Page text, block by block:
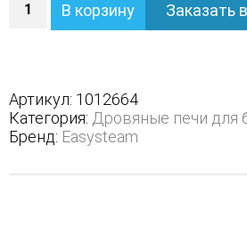
Печь
Варианты
кожуха
-
Модерн
В корзину Заказать
Артикул: 1012664
Категория: Дровяные печи для
Бренд: Easysteam